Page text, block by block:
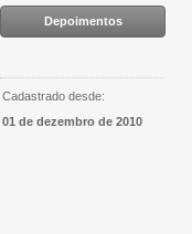
Depoimentos
Cadastrado desde:
01 de dezembro de 2010